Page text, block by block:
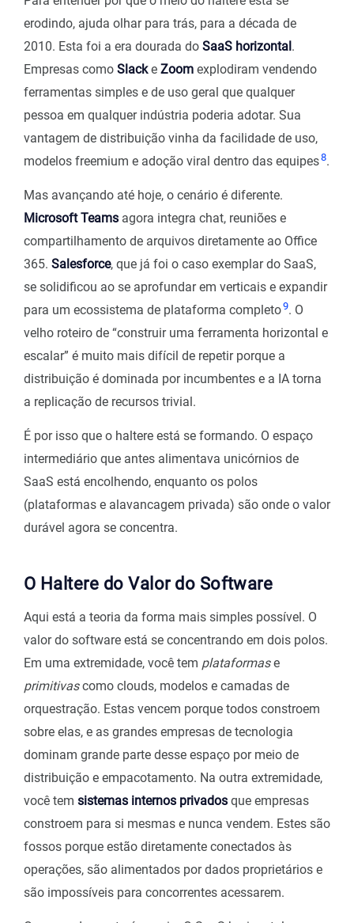
erodindo, ajuda olhar para trás, para a década de
2010. Esta foi a era dourada do SaaS horizontal.
Empresas como Slacke Zoom explodiram vendendo
ferramentas simples e de uso geral que qualquer
pessoa em qualquer indústria poderia adotar. Sua
vantagem de distribuição vinha da facilidade de uso,
modelos freemium e adoção viral dentro das equipes8.
Mas avançando até hoje, o cenário é diferente.
Microsoft Teams agora integra chat, reuniões e
compartilhamento de arquivos diretamente ao Office
365. Salesforce, que já foi o caso exemplar do SaaS,
se solidificou ao se aprofundar em verticais e expandir
para um ecossistema de plataforma completo9. O
velho roteiro de “construir uma ferramenta horizontal e
escalar” é muito mais difícil de repetir porque a
distribuição é dominada por incumbentes e a IA torna
a replicação de recursos trivial.
É por isso que o haltere está se formando. O espaço
intermediário que antes alimentava unicórnios de
SaaS está encolhendo, enquanto os polos
(plataformas e alavancagem privada) são onde o valor
durável agora se concentra.
O Haltere do Valor do Software
Aqui está a teoria da forma mais simples possível. O
valor do software está se concentrando em dois polos.
Em uma extremidade, você tem plataformase
primitivascomo clouds, modelos e camadas de
orquestração. Estas vencem porque todos constroem
sobre elas, e as grandes empresas de tecnologia
dominam grande parte desse espaço por meio de
distribuição e empacotamento. Na outra extremidade,
você tem sistemas internos privados que empresas
constroem para si mesmas e nunca vendem. Estes são
fossos porque estão diretamente conectados às
operações, são alimentados por dados proprietários e
são impossíveis para concorrentes acessarem.